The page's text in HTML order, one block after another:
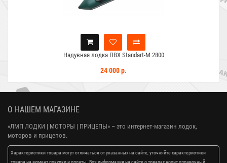
Надувная лодка ПВХ Standart-M 2800
24 000 р.
О НАШЕМ МАГАЗИНЕ
«ЛМП ЛОДКИ | МОТОРЫ | ПРИЦЕПЫ» – это интернет-магазин лодок,
моторов и прицепов.
Характеристики товара могут отличаться от указанных на сайте, уточняйте характеристики